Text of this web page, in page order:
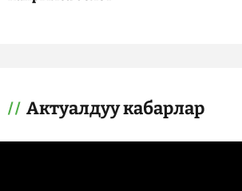
Актуалдуу кабарлар